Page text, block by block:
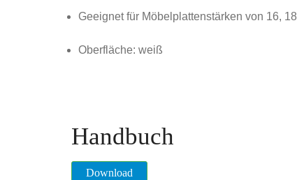
Geeignet für Möbelplattenstärken von 16,
Oberfläche: weiß
Handbuch
Download